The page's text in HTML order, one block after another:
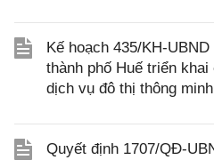
Kế hoạch 435/KH-
thành phố Huế triển
dịch vụ đô thị thông
Quyết định 1707/QĐ-